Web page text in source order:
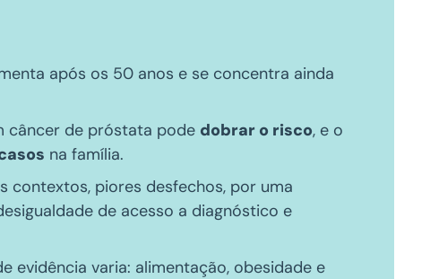
após os 50 anos e se concentra ainda
câncer de próstata pode dobrar o risco, e o
na família.
contextos, piores desfechos, por uma
de acesso a diagnóstico e
evidência varia: alimentação, obesidade e